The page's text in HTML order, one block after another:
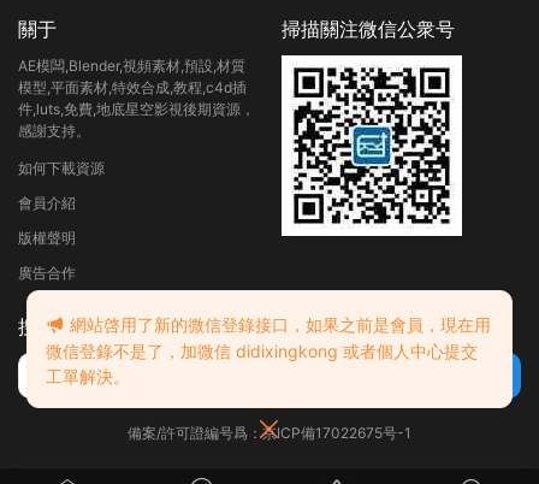
關于
AE模闆,Blender,視頻素材,預設,材質
模型,平面素材,特效合成,教程,c4d插
件,luts,免費,地底星空影視後期資源，
感謝支持。
如何下載資源
會員介紹
版權聲明
廣告合作
掃描關注微信公衆号
搜索
備案/許可證編号爲：京ICP備17022675号-1
網站啓用了新的微信登錄接口，如果之前是會員，現在用
微信登錄不是了，加微信 didixingkong 或者個人中心提交
工單解決。